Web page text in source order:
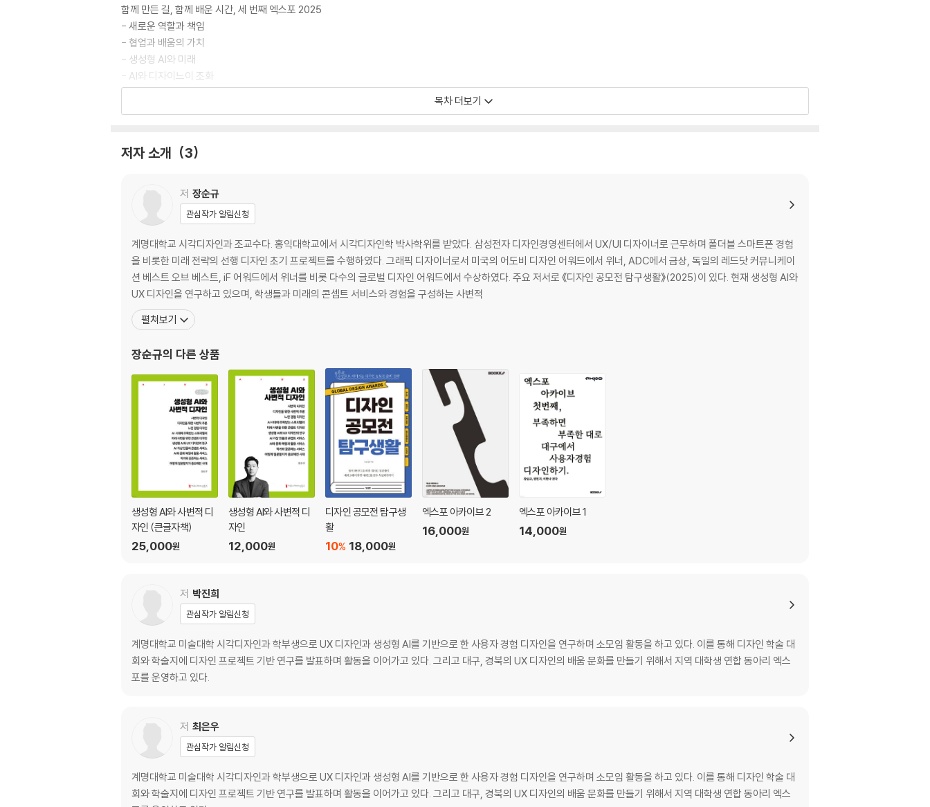
함께 만든 길, 함께 배운 시간, 세 번째 엑스포 2025
- 새로운 역할과 책임
- 협업과 배움의 가치
- 생성형 AI와 미래
- AI와 디자이느이 조화
- 문제 해결과 성장
- Kidstep <김가현, 최은우, 김예정, 김민주>
- Susty <김시언, 황준호, 박보영, 배정우>
- FOG <박진희, 박지현, 방서희, 최수진>
- oom <김소현, 이지민, 복규린, 김혜림>
- *PICO* <권나림, 이수민, 김다민, 강가연>
셋째, 4기 엑스포 ‘가을-겨울’
- Tog <김가현 김소현 김지연 김소윤>
- Whizy <최은우 박세완 김영주 박지현>
- White Space <강가연 류예빈 최수진 허준우>
넷째, 2025년 엑스포 후일담
- 3년의 여정을 돌아보며
- 2025 엑스포를 만든 이들
목차 더보기
저자 소개 3
저 장순규
관심작가 알림신청
계명대학교 시각디자인과 조교수다. 홍익대학교에서 시각디자인학 박사학위를 받았다. 삼성전자 디자인경영센터에서 UX/UI 디자이너로 근무하며 폴더블 스마트폰 경험
을 비롯한 미래 전략의 선행 디자인 초기 프로젝트를 수행하였다. 그래픽 디자이너로서 미국의 어도비 디자인 어워드에서 위너, ADC에서 금상, 독일의 레드닷 커뮤니케이
션 베스트 오브 베스트, iF 어워드에서 위너를 비롯 다수의 글로벌 디자인 어워드에서 수상하였다. 주요 저서로 《디자인 공모전 탐구생활》(2025)이 있다. 현재 생성형 AI와
UX 디자인을 연구하고 있으며, 학생들과 미래의 콘셉트 서비스와 경험을 구성하는 사변적
펼쳐보기
장순규의 다른 상품
생성형 AI와 사변적 디
자인 (큰글자책)
25,000원
생성형 AI와 사변적 디
자인
12,000원
디자인 공모전 탐구생
활
18,000원
10%
엑스포 아카이브 2
16,000원
엑스포 아카이브 1
14,000원
저 박진희
관심작가 알림신청
계명대학교 미술대학 시각디자인과 학부생으로 UX 디자인과 생성형 AI를 기반으로 한 사용자 경험 디자인을 연구하며 소모임 활동을 하고 있다. 이를 통해 디자인 학술 대
회와 학술지에 디자인 프로젝트 기반 연구를 발표하며 활동을 이어가고 있다. 그리고 대구, 경북의 UX 디자인의 배움 문화를 만들기 위해서 지역 대학생 연합 동아리 엑스
포를 운영하고 있다.
저 최은우
관심작가 알림신청
계명대학교 미술대학 시각디자인과 학부생으로 UX 디자인과 생성형 AI를 기반으로 한 사용자 경험 디자인을 연구하며 소모임 활동을 하고 있다. 이를 통해 디자인 학술 대
회와 학술지에 디자인 프로젝트 기반 연구를 발표하며 활동을 이어가고 있다. 그리고 대구, 경북의 UX 디자인의 배움 문화를 만들기 위해서 지역 대학생 연합 동아리 엑스